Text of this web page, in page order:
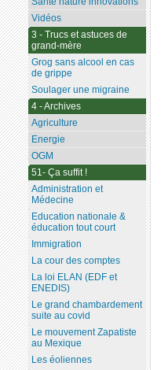
Vidéos
3 - Trucs et astuces de
grand-mère
Grog sans alcool en cas
de grippe
Soulager une migraine
4 - Archives
Agriculture
Energie
OGM
51- Ça suffit !
Administration et
Médecine
Education nationale &
éducation tout court
Immigration
La cour des comptes
La loi ELAN (EDF et
ENEDIS)
Le grand chambardement
suite au covid
Le mouvement Zapatiste
au Mexique
Les éoliennes